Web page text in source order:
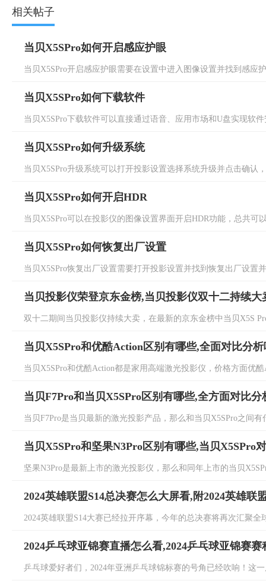
相关帖子
当贝X5SPro如何开启感应护眼
当贝X5SPro开启感应护眼需要在设置中进入图像设置并找到感应
当贝X5SPro如何下载软件
当贝X5SPro下载软件可以直接通过语音、应用市场和U盘实现软
当贝X5SPro如何升级系统
当贝X5SPro升级系统可以打开投影设置选择系统升级并点击确认
当贝X5SPro如何开启HDR
当贝X5SPro可以在投影仪的图像设置界面开启HDR功能，总共可
当贝X5SPro如何恢复出厂设置
当贝X5SPro恢复出厂设置需要打开投影设置并找到恢复出厂设置
当贝投影仪荣登京东金榜,当贝投影仪双十二持续大
双十二期间当贝投影仪持续大卖，在最新的京东金榜中当贝X5S
当贝X5SPro和优酷Action区别有哪些,全面对比分
当贝X5SPro和优酷Action都是家用高端激光投影仪，价格方面优
当贝F7Pro和当贝X5SPro区别有哪些,全方面对比分
当贝F7Pro是当贝最新的激光投影产品，那么和当贝X5SPro之间
当贝X5SPro和坚果N3Pro区别有哪些,当贝X5SPro
坚果N3Pro是最新上市的激光投影仪，那么和同年上市的当贝
2024英雄联盟S14总决赛怎么大屏看,附2024英雄联
2024英雄联盟S14大赛已经拉开序幕，今年的总决赛将再次汇聚
2024乒乓球亚锦赛直播怎么看,2024乒乓球亚锦赛赛
乒乓球爱好者们，2024年亚洲乒乓球锦标赛的号角已经吹响！这